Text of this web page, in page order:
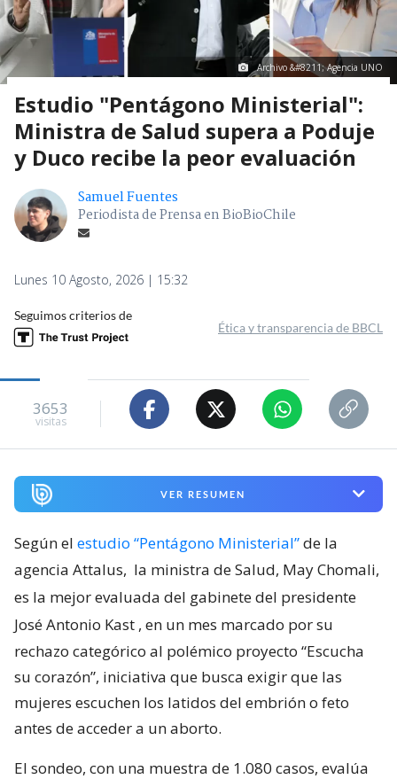
Archivo &#8211; Agencia UNO
Estudio "Pentágono Ministerial":
Ministra de Salud supera a Poduje
y Duco recibe la peor evaluación
Samuel Fuentes
Periodista de Prensa en BioBioChile
Lunes 10 Agosto, 2026 | 15:32
Seguimos criterios de
Ética y transparencia de BBCL
3653
visitas
VER RESUMEN
Según el estudio “Pentágono Ministerial”de la
agencia Attalus, la ministra de Salud, May Chomali,
es la mejor evaluada del gabinete del presidente
José Antonio Kast , en un mes marcado por su
rechazo categórico al polémico proyecto “Escucha
su corazón”, iniciativa que busca exigir que las
mujeres escuchen los latidos del embrión o feto
antes de acceder a un aborto.
El sondeo, con una muestra de 1.080 casos, evalúa